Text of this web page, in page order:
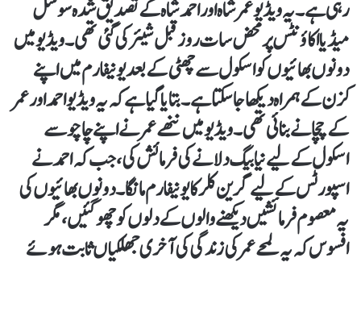
رہی ہے۔ یہ ویڈیو عمر شاہ اور احمد شاہ کے تصدیق شدہ سوشل
میڈیا اکاؤنٹس پر محض سات روز قبل شیئر کی گئی تھی۔ ویڈیو میں
دونوں بھائیوں کو اسکول سے چھٹی کے بعد یونیفارم میں اپنے
کزن کے ہمراہ دیکھا جا سکتا ہے۔ بتایا گیا ہے کہ یہ ویڈیو احمد اور عمر
کے چچا نے بنائی تھی۔ ویڈیو میں ننھے عمر نے اپنے چاچو سے
اسکول کے لیے نیا بیگ دلانے کی فرمائش کی، جب کہ احمد نے
اسپورٹس کے لیے گرین کلر کا یونیفارم مانگا۔ دونوں بھائیوں کی
یہ معصوم فرمائشیں دیکھنے والوں کے دلوں کو چھو گئیں، مگر
افسوس کہ یہ لمحے عمر کی زندگی کی آخری جھلکیاں ثابت ہوئے